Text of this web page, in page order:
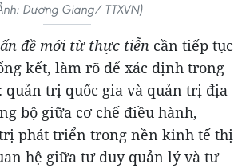
Dương Giang/ TTXVN)
đề mới từ thực tiễn cần tiếp tục
kết, làm rõ để xác định trong
quản trị quốc gia và quản trị địa
bộ giữa cơ chế điều hành,
phát triển trong nền kinh tế thị
hệ giữa tư duy quản lý và tư